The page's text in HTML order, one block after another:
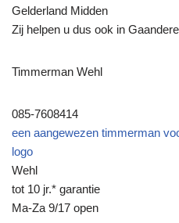
Gelderland Midden
Zij helpen u dus ook in
Timmerman Wehl
085-7608414
een aangewezen timmerman
logo
Wehl
tot 10 jr.* garantie
Ma-Za 9/17 open